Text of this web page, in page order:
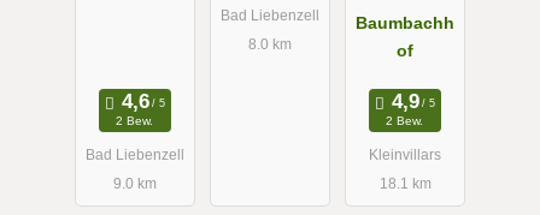
2 Bew.
Bad Liebenzell
9.0 km
Bad Liebenzell
8.0 km
Baumbachh
of
2 Bew.
Kleinvillars
18.1 km